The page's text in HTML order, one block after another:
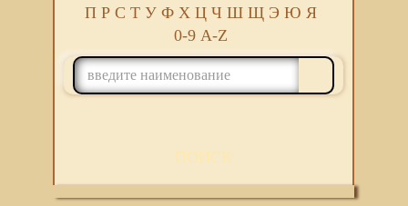
П Р С Т У Ф Х Ц Ч Ш Щ Э Ю Я
0-9 A-Z
ПОИСК